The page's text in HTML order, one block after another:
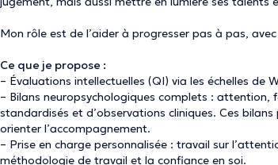
Mon rôle est de l’aider à progresser pas à pas,
Ce que je propose :
– Évaluations intellectuelles (QI) via les échelles de
– Bilans neuropsychologiques complets :
standardisés et d’observations cliniques. Ces
orienter l’accompagnement.
– Prise en charge personnalisée : travail sur
méthodologie de travail et la confiance en soi.